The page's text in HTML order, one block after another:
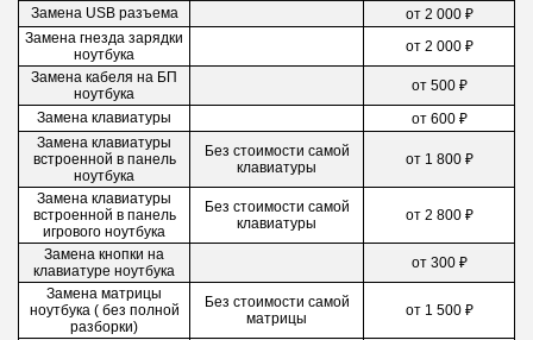
Замена USB разъема
от 2 000 ₽
Замена гнезда зарядки
ноутбука
от 2 000 ₽
Замена кабеля на БП
ноутбука
от 500 ₽
Замена клавиатуры
от 600 ₽
Замена клавиатуры
встроенной в панель
ноутбука
Без стоимости самой
клавиатуры
от 1 800 ₽
Замена клавиатуры
встроенной в панель
игрового ноутбука
Без стоимости самой
клавиатуры
от 2 800 ₽
Замена кнопки на
клавиатуре ноутбука
от 300 ₽
Замена матрицы
ноутбука ( без полной
разборки)
Без стоимости самой
матрицы
от 1 500 ₽